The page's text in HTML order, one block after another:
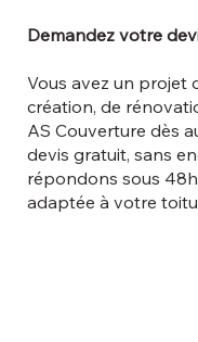
Demandez votre
Vous avez un projet
création, de
AS Couverture dès
devis gratuit, sans
répondons sous
adaptée à votre